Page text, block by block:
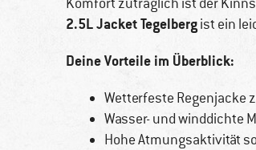
2.5L Jacket Tegelbergist ein
Deine Vorteile im Überblick:
Wetterfeste Regenjacke
Wasser- und winddichte
Hohe Atmungsaktivität